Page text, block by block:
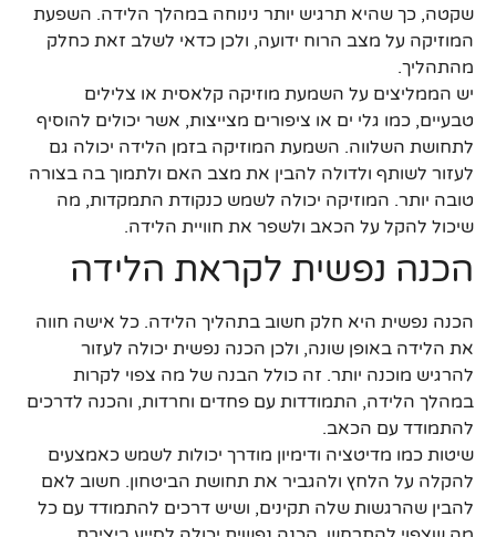
שקטה, כך שהיא תרגיש יותר נינוחה במהלך הלידה. השפעת
המוזיקה על מצב הרוח ידועה, ולכן כדאי לשלב זאת כחלק
מהתהליך.
יש הממליצים על השמעת מוזיקה קלאסית או צלילים
טבעיים, כמו גלי ים או ציפורים מצייצות, אשר יכולים להוסיף
לתחושת השלווה. השמעת המוזיקה בזמן הלידה יכולה גם
לעזור לשותף ולדולה להבין את מצב האם ולתמוך בה בצורה
טובה יותר. המוזיקה יכולה לשמש כנקודת התמקדות, מה
שיכול להקל על הכאב ולשפר את חוויית הלידה.
הכנה נפשית לקראת הלידה
הכנה נפשית היא חלק חשוב בתהליך הלידה. כל אישה חווה
את הלידה באופן שונה, ולכן הכנה נפשית יכולה לעזור
להרגיש מוכנה יותר. זה כולל הבנה של מה צפוי לקרות
במהלך הלידה, התמודדות עם פחדים וחרדות, והכנה לדרכים
להתמודד עם הכאב.
שיטות כמו מדיטציה ודימיון מודרך יכולות לשמש כאמצעים
להקלה על הלחץ ולהגביר את תחושת הביטחון. חשוב לאם
להבין שהרגשות שלה תקינים, ושיש דרכים להתמודד עם כל